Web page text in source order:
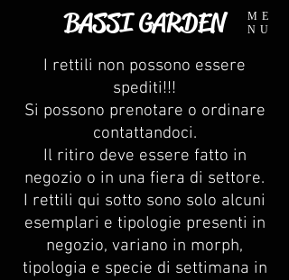
ME
NU
BASSI GARDEN
I rettili non possono essere
spediti!!!
Si possono prenotare o ordinare
contattandoci.
Il ritiro deve essere fatto in
negozio o in una fiera di settore.
I rettili qui sotto sono solo alcuni
esemplari e tipologie presenti in
negozio, variano in morph,
tipologia e specie di settimana in